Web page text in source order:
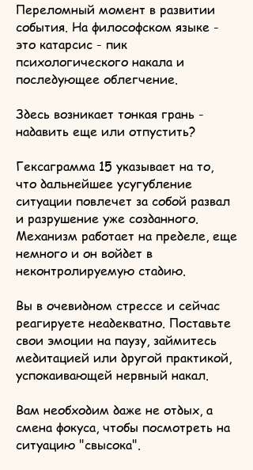
Переломный момент в развитии
события. На философском языке -
это катарсис - пик
психологического накала и
последующее облегчение.
Здесь возникает тонкая грань -
надавить еще или отпустить?
Гексаграмма 15 указывает на то,
что дальнейшее усугубление
ситуации повлечет за собой развал
и разрушение уже созданного.
Механизм работает на пределе, еще
немного и он войдет в
неконтролируемую стадию.
Вы в очевидном стрессе и сейчас
реагируете неадекватно. Поставьте
свои эмоции на паузу, займитесь
медитацией или другой практикой,
успокаивающей нервный накал.
Вам необходим даже не отдых, а
смена фокуса, чтобы посмотреть на
ситуацию "свысока".